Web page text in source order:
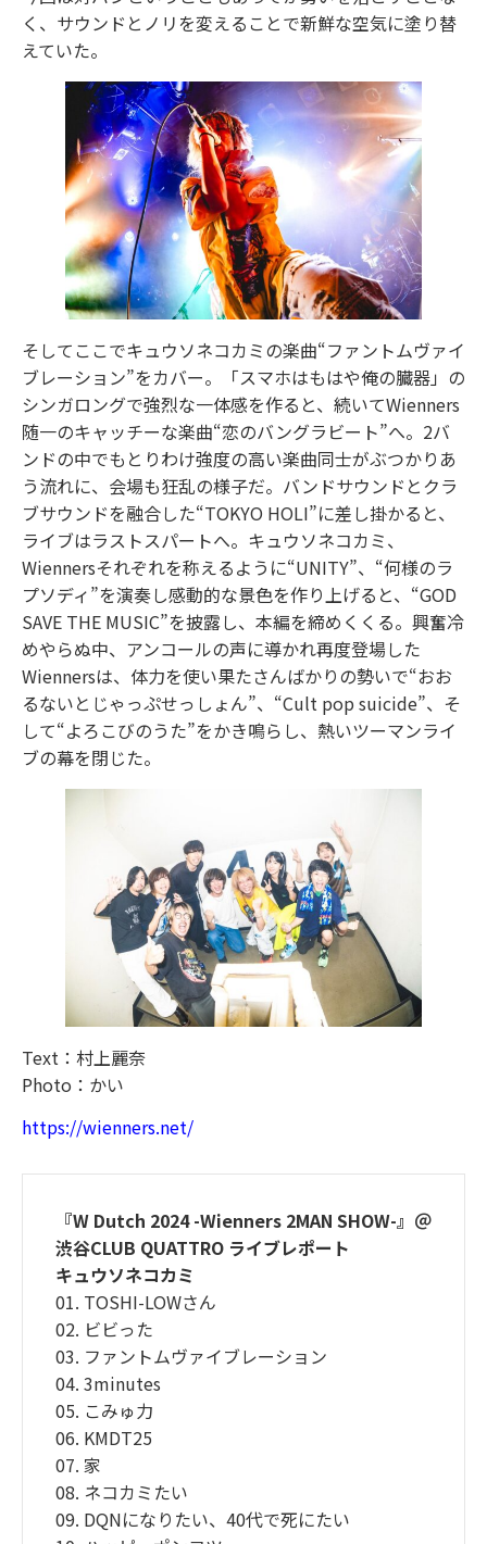
く、サウンドとノリを変えることで新鮮な空気に塗り替
えていた。
そしてここでキュウソネコカミの楽曲“ファントムヴァイ
ブレーション”をカバー。「スマホはもはや俺の臓器」の
シンガロングで強烈な一体感を作ると、続いてWienners
随一のキャッチーな楽曲“恋のバングラビート”へ。2バ
ンドの中でもとりわけ強度の高い楽曲同士がぶつかりあ
う流れに、会場も狂乱の様子だ。バンドサウンドとクラ
ブサウンドを融合した“TOKYO HOLI”に差し掛かると、
ライブはラストスパートへ。キュウソネコカミ、
Wiennersそれぞれを称えるように“UNITY”、“何様のラ
プソディ”を演奏し感動的な景色を作り上げると、“GOD
SAVE THE MUSIC”を披露し、本編を締めくくる。興奮冷
めやらぬ中、アンコールの声に導かれ再度登場した
Wiennersは、体力を使い果たさんばかりの勢いで“おお
るないとじゃっぷせっしょん”、“Cult pop suicide”、そ
して“よろこびのうた”をかき鳴らし、熱いツーマンライ
ブの幕を閉じた。
Text：村上麗奈
Photo：かい
https://wienners.net/
『W Dutch 2024 -Wienners 2MAN SHOW-』＠
渋谷CLUB QUATTRO ライブレポート
キュウソネコカミ
01. TOSHI-LOWさん
02. ビビった
03. ファントムヴァイブレーション
04. 3minutes
05. こみゅ力
06. KMDT25
07. 家
08. ネコカミたい
09. DQNになりたい、40代で死にたい